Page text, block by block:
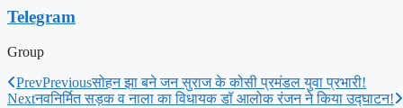
Telegram
Group
PrevPreviousसोहन झा बने जन सुराज के कोसी प्रमंडल युवा प्रभारी!
Nextनवनिर्मित सड़क व नाला का विधायक डॉ आलोक रंजन ने किया उद्घाटन!